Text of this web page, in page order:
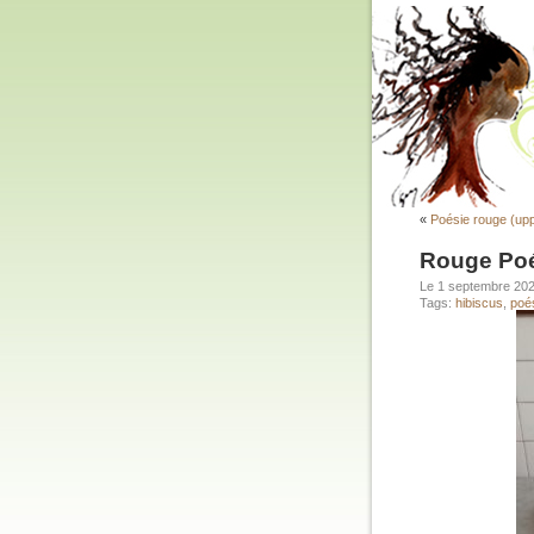
« Poésie rouge
Rouge
Le 1 septembre
Tags: hibiscus